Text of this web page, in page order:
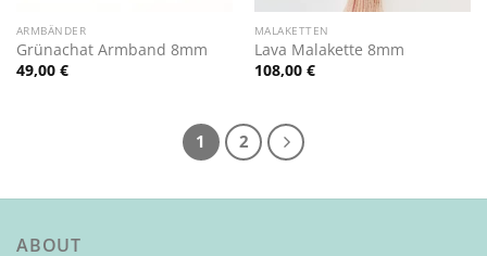
ARMBÄNDER
Grünachat Armband 8mm
49,00 €
MALAKETTEN
Lava Malakette 8mm
108,00 €
1 2
ABOUT